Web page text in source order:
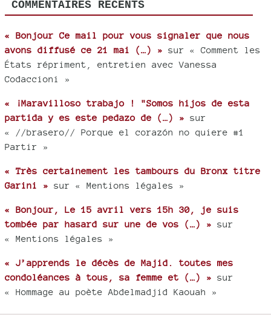
COMMENTAIRES RÉCENTS
« Bonjour Ce mail pour vous signaler que nous
avons diffusé ce 21 mai (…) » sur « Comment les
États répriment, entretien avec Vanessa
Codaccioni »
« ¡Maravilloso trabajo ! "Somos hijos de esta
partida y es este pedazo de (…) » sur
« //brasero// Porque el corazón no quiere #1
Partir »
« Très certainement les tambours du Bronx titre
Garini » sur « Mentions légales »
« Bonjour, Le 15 avril vers 15h 30, je suis
tombée par hasard sur une de vos (…) » sur
« Mentions légales »
« J’apprends le décès de Majid. toutes mes
condoléances à tous, sa femme et (…) » sur
« Hommage au poète Abdelmadjid Kaouah »